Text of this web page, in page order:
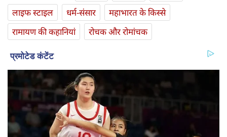
लाइफ स्‍टाइल
धर्म-संसार
महाभारत के किस्से
रामायण की कहानियां
रोचक और रोमांचक